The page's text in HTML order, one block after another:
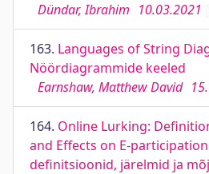
Dündar, Ibrahim 10.03.2021
163. Languages of String
Nöördiagrammide keeled
Earnshaw, Matthew David
164. Online Lurking:
and Effects on E-
definitsioonid, järelmid ja